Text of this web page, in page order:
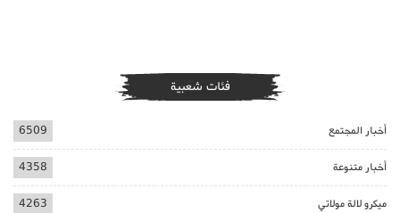
فئات شعبية
أخبار المجتمع 6509
أخبار متنوعة 4358
ميكرو لالة مولاتي 4263